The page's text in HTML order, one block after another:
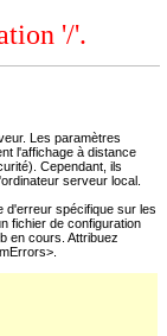
'/'.
Les paramètres
l'affichage à distance
Cependant, ils
serveur local.
d'erreur spécifique sur les
fichier de configuration
en cours. Attribuez